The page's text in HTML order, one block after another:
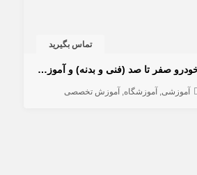
تماس بگیرید
آموزش كارشناسی خودرو صفر تا صد (فنی و بدنه) و آموزش دیتیلینگ خودرو
آموزشی آموزشگاه آموزش تخصصی